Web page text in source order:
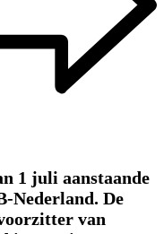
1 juli aanstaande
Nederland. De
van